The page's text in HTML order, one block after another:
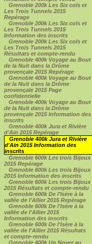
Grenoble 200k Les Six cols et
Les Trois Tunnels 2015
Repérage
Grenoble 200k Les Six cols et
Les Trois Tunnels 2015
Information des inscrits
Grenoble 200k Les Six cols et
Les Trois Tunnels 2015
Résultats et compte-rendu
Grenoble 400k Voyage au Bout
de la Nuit dans la Drôme
provençale 2015 Repérage
Grenoble 400k Voyage au Bout
de la Nuit dans la Drôme
provençale 2015 Page
confidentielle
Grenoble 400k Voyage au Bout
de la Nuit dans la Drôme
provençale 2015 Information des
inscrits
Grenoble 400k Jura et Rivière
d'Ain 2015 Repérage
Grenoble 400k Jura et Rivière
d'Ain 2015 Information des
inscrits
Grenoble 600k Les trois Bijoux
2015 Repérage
Grenoble 600k Les trois Bijoux
2015 Information des inscrits
Grenoble 600k Les trois Bijoux
2015 Résultats et compte-rendu
Grenoble 600k De l'Isère à la
vallée de l'Allier 2015 Repérage
Grenoble 600k De l'Isère à la
vallée de l'Allier 2015
Information des inscrits
Grenoble 600k De l'Isère à la
vallée de l'Allier 2015 Résultats
et compte-rendu
Grenoble 400k Un Noyer au